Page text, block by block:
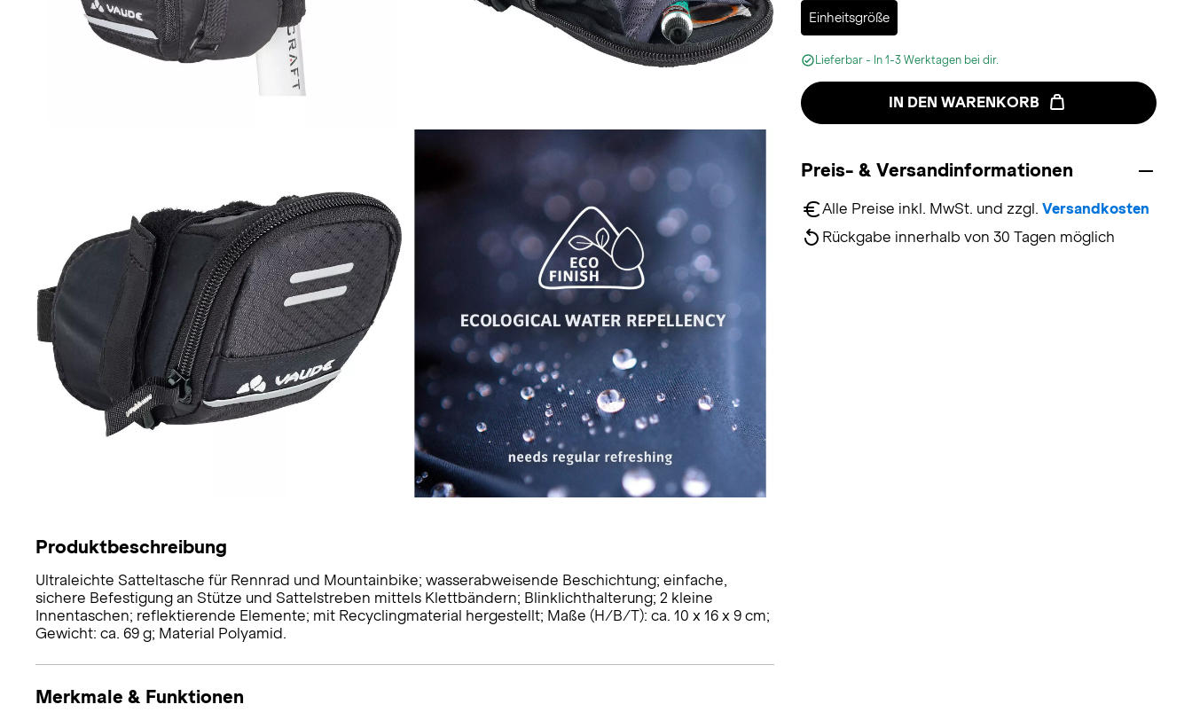
Einheitsgröße
Selected
Lieferbar - In 1-3 Werktagen bei dir.
IN DEN WARENKORB
Preis- & Versandinformationen
Alle Preise inkl. MwSt. und zzgl. Versandkosten
Rückgabe innerhalb von 30 Tagen möglich
Produktbeschreibung
Ultraleichte Satteltasche für Rennrad und Mountainbike; wasserabweisende Beschichtung; einfache,
sichere Befestigung an Stütze und Sattelstreben mittels Klettbändern; Blinklichthalterung; 2 kleine
Innentaschen; reflektierende Elemente; mit Recyclingmaterial hergestellt; Maße (H/B/T): ca. 10 x 16 x 9 cm;
Gewicht: ca. 69 g; Material Polyamid.
Merkmale & Funktionen